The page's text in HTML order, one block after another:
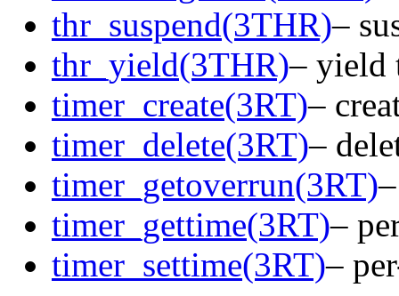
thr_suspend(3THR)–
thr_yield(3THR)– yield
timer_create(3RT)–
timer_delete(3RT)–
timer_getoverrun(3RT)
timer_gettime(3RT)–
timer_settime(3RT)–